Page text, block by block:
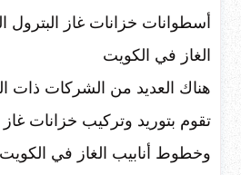
أسطوانات خزانات غاز البترول
الغاز في الكويت
هناك العديد من الشركات ذات
تقوم بتوريد وتركيب خزانات غاز
وخطوط أنابيب الغاز في